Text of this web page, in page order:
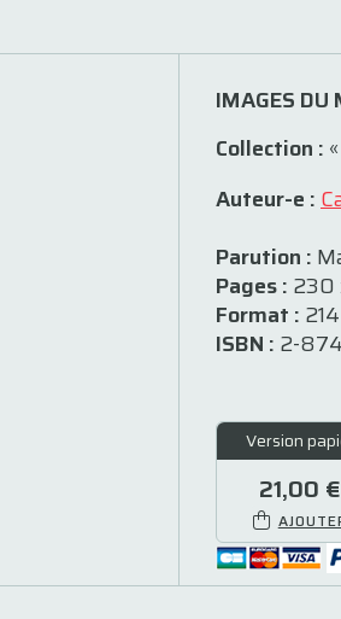
Version
21,00 €
IMAGES DU
Collection : «
Auteur-e :
Parution :
Pages : 230
Format : 214
ISBN : 2-